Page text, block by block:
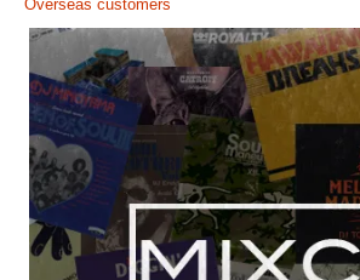
Overseas customers